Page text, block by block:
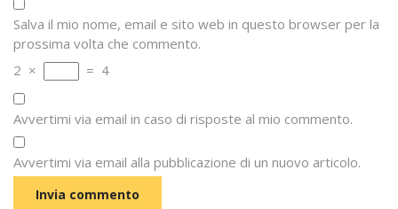
Salva il mio nome, email e sito web in questo browser per la
prossima volta che commento.
2 × = 4
Avvertimi via email in caso di risposte al mio commento.
Avvertimi via email alla pubblicazione di un nuovo articolo.